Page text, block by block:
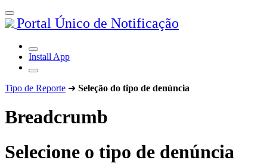
Portal Único de Notificação
Install App
Tipo de Reporte ➜ Seleção do tipo de denúncia
Breadcrumb
Selecione o tipo de denúncia